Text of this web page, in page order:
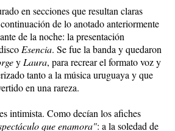
en secciones que resultan claras
de lo anotado anteriormente
de la noche: la presentación
Esencia. Se fue la banda y quedaron
yLaura, para recrear el formato voz y
tanto a la música uruguaya y que
en una rareza.
intimista. Como decían los afiches
que enamora": a la soledad de